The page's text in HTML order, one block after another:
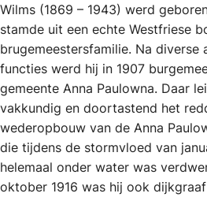
Wilms (1869 – 1943) werd
stamde uit een echte Westfriese
brugemeestersfamilie. Na diverse
functies werd hij in 1907
gemeente Anna Paulowna. Daar
vakkundig en doortastend het
wederopbouw van de Anna
die tijdens de stormvloed van
helemaal onder water was
oktober 1916 was hij ook